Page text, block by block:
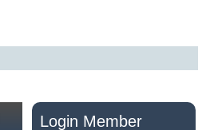
Login Member